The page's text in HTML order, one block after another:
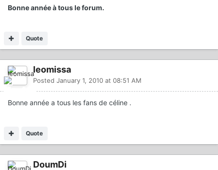
Bonne année à tous le forum.
Quote
leomissa
Posted January 1, 2010 at 08:51 AM
Bonne année a tous les fans de céline .
Quote
DoumDi